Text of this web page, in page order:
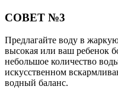
СОВЕТ №3
Предлагайте воду в
высокая или ваш ребенок
небольшое количество
искусственном
водный баланс.